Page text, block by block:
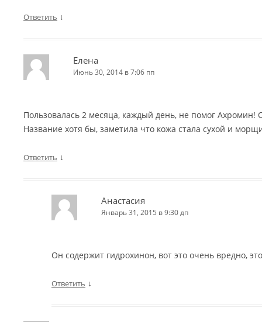
Ответить ↓
Елена
Июнь 30, 2014 в 7:06 пп
Пользовалась 2 месяца, каждый день, не помог
Название хотя бы, заметила что кожа стала сухой и
Ответить ↓
Анастасия
Январь 31, 2015 в 9:30 дп
Он содержит гидрохинон, вот это очень вредно,
Ответить ↓